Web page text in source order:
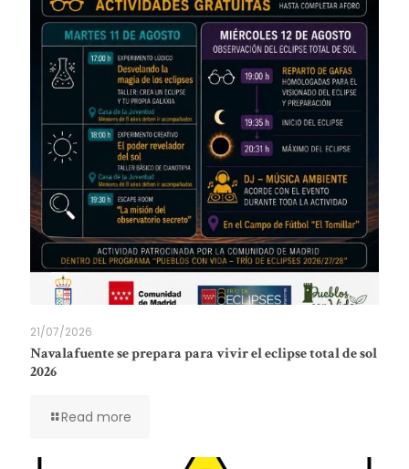
21/07/2026
Navalafuente se prepara para vivir el eclipse total de sol
2026
Read more